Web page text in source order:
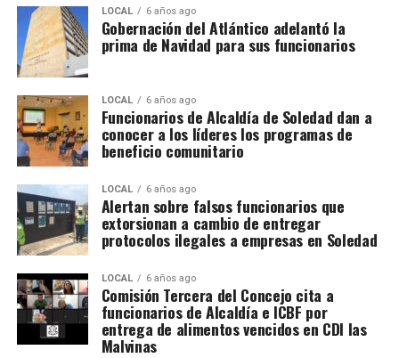
LOCAL 6 años ago
Gobernación del Atlántico adelantó la
prima de Navidad para sus funcionarios
LOCAL 6 años ago
Funcionarios de Alcaldía de Soledad dan a
conocer a los líderes los programas de
beneficio comunitario
LOCAL 6 años ago
Alertan sobre falsos funcionarios que
extorsionan a cambio de entregar
protocolos ilegales a empresas en Soledad
LOCAL 6 años ago
Comisión Tercera del Concejo cita a
funcionarios de Alcaldía e ICBF por
entrega de alimentos vencidos en CDI las
Malvinas